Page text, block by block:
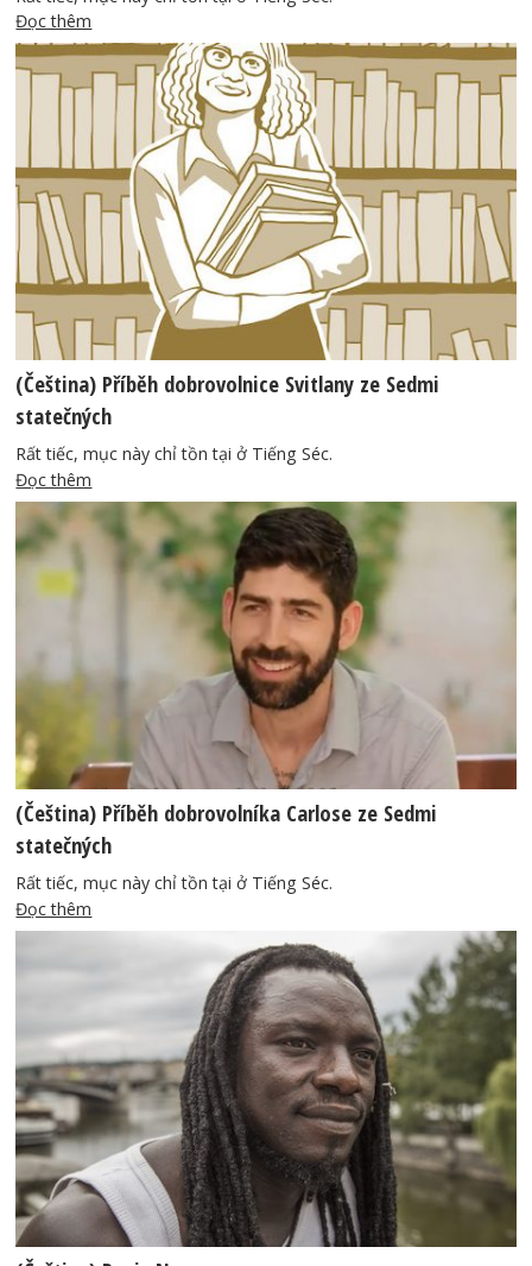
Đọc thêm
(Čeština) Příběh dobrovolnice Svitlany ze Sedmi
statečných
Rất tiếc, mục này chỉ tồn tại ở Tiếng Séc.
Đọc thêm
(Čeština) Příběh dobrovolníka Carlose ze Sedmi
statečných
Rất tiếc, mục này chỉ tồn tại ở Tiếng Séc.
Đọc thêm